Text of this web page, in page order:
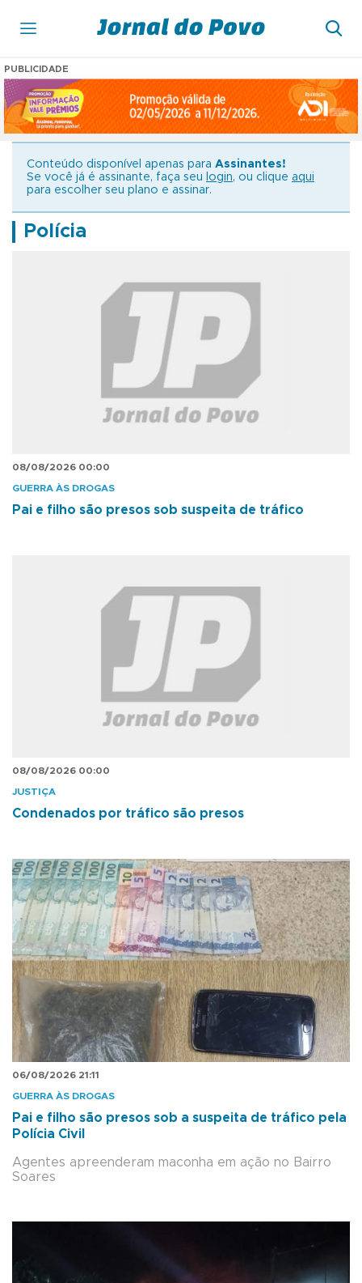
PUBLICIDADE
Conteúdo disponível apenas para Assinantes!
Se você já é assinante, faça seu
login, ou clique aqui
para escolher seu plano e assinar.
Polícia
08/08/2026 00:00
GUERRA ÀS DROGAS
Pai e filho são presos sob suspeita de tráfico
08/08/2026 00:00
JUSTIÇA
Condenados por tráfico são presos
06/08/2026 21:11
GUERRA ÀS DROGAS
Pai e filho são presos sob a suspeita de tráfico pela
Polícia Civil
Agentes apreenderam maconha em ação no Bairro
Soares